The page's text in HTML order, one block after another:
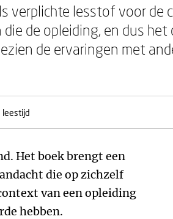
verplichte lesstof voor de
de opleiding, en dus
de ervaringen met
leestijd
Het boek brengt een
die op zichzelf
van een opleiding
hebben.